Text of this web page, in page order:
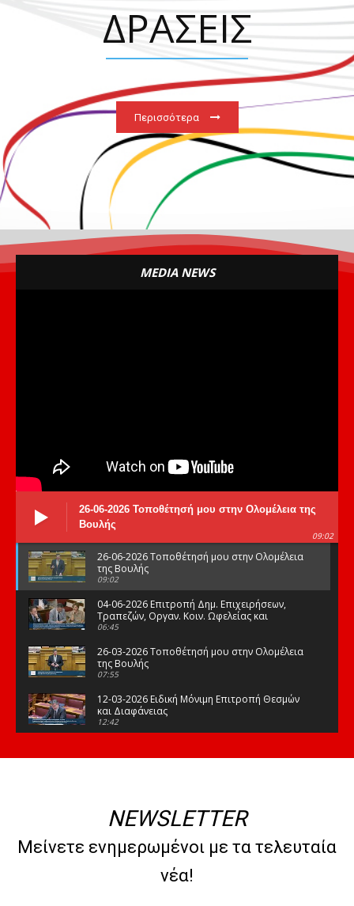
ΔΡΑΣΕΙΣ
Περισσότερα
MEDIA NEWS
26-06-2026 Τοποθέτησή μου στην Ολομέλεια της
Βουλής
09:02
26-06-2026 Τοποθέτησή μου στην Ολομέλεια
της Βουλής
09:02
04-06-2026 Επιτροπή Δημ. Επιχειρήσεων,
Τραπεζών, Οργαν. Κοιν. Ωφελείας και
Φορέων Κοινων. Ασφάλισης
06:45
26-03-2026 Τοποθέτησή μου στην Ολομέλεια
της Βουλής
07:55
12-03-2026 Ειδική Μόνιμη Επιτροπή Θεσμών
και Διαφάνειας
12:42
της Βουλής
08:47
10-02-2026 Διαρκής Επιτροπή Μορφωτικών
Υποθέσεων
NEWSLETTER
Μείνετε ενημερωμένοι με τα τελευταία
νέα!